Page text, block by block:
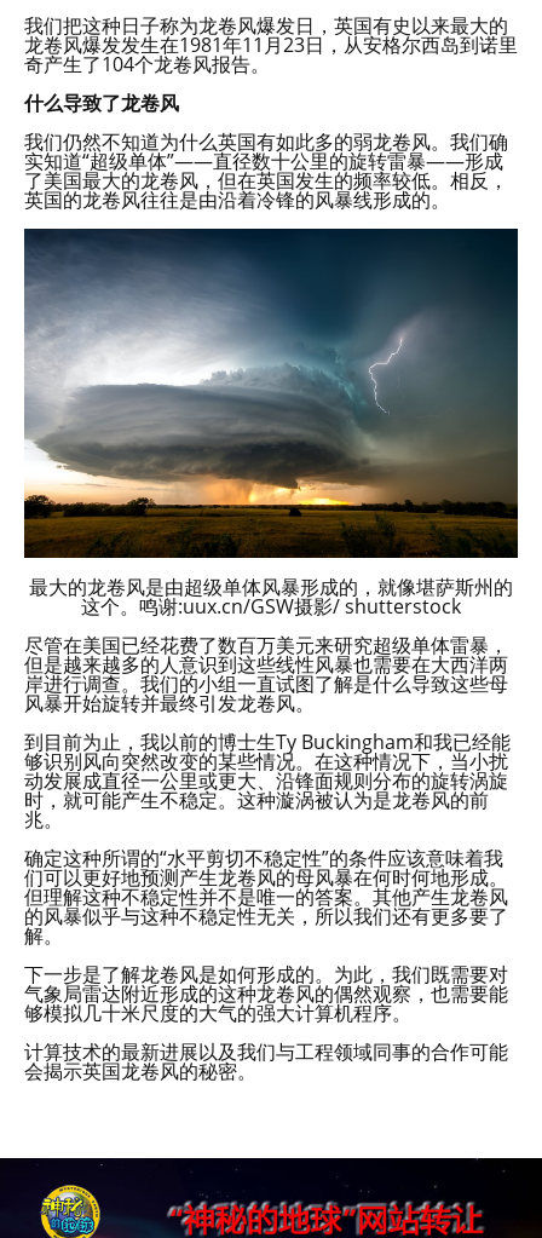
我们把这种日子称为龙卷风爆发日，英国有史以来最大的
龙卷风爆发发生在1981年11月23日，从安格尔西岛到诺里
奇产生了104个龙卷风报告。
什么导致了龙卷风
我们仍然不知道为什么英国有如此多的弱龙卷风。我们确
实知道“超级单体”——直径数十公里的旋转雷暴——形成
了美国最大的龙卷风，但在英国发生的频率较低。相反，
英国的龙卷风往往是由沿着冷锋的风暴线形成的。
最大的龙卷风是由超级单体风暴形成的，就像堪萨斯州的
这个。鸣谢:uux.cn/GSW摄影/ shutterstock
尽管在美国已经花费了数百万美元来研究超级单体雷暴，
但是越来越多的人意识到这些线性风暴也需要在大西洋两
岸进行调查。我们的小组一直试图了解是什么导致这些母
风暴开始旋转并最终引发龙卷风。
到目前为止，我以前的博士生Ty Buckingham和我已经能
够识别风向突然改变的某些情况。在这种情况下，当小扰
动发展成直径一公里或更大、沿锋面规则分布的旋转涡旋
时，就可能产生不稳定。这种漩涡被认为是龙卷风的前
兆。
确定这种所谓的“水平剪切不稳定性”的条件应该意味着我
们可以更好地预测产生龙卷风的母风暴在何时何地形成。
但理解这种不稳定性并不是唯一的答案。其他产生龙卷风
的风暴似乎与这种不稳定性无关，所以我们还有更多要了
解。
下一步是了解龙卷风是如何形成的。为此，我们既需要对
气象局雷达附近形成的这种龙卷风的偶然观察，也需要能
够模拟几十米尺度的大气的强大计算机程序。
计算技术的最新进展以及我们与工程领域同事的合作可能
会揭示英国龙卷风的秘密。